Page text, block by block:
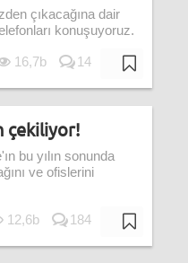
çıkacağına dair
konuşuyoruz.
16,7b 14
çekiliyor!
bu yılın sonunda
ve ofislerini
12,6b 184